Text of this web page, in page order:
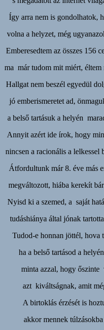
Így arra nem is gondolhatok,
volna a helyzet, még
Emberesedtem az összes 156
ma már tudom mit miért, éltem
Hallgat nem beszél egyedül
jó emberismeretet ad,
a belső tartásuk a helyén
Annyit azért ide írok, hogy
nincsen a racionális a lelkessel
Átfordultunk már 8. éve más
megváltozott, hiába kerekít
Nyisd ki a szemed, a saját
tudáshiánya által jónak
Tudod-e honnan jöttél, hova
ha a belső tartásod a
minta azzal, hogy őszinte
azt kiváltságnak, amit
A birtoklás érzését is
akkor mennek